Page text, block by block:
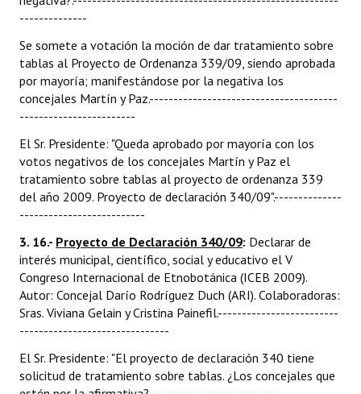
--------------
Se somete a votación la moción de dar tratamiento sobre
tablas al Proyecto de Ordenanza 339/09, siendo aprobada
por mayoría; manifestándose por la negativa los
concejales Martín y Paz.---------------------------------------
------------------------
El Sr. Presidente: "Queda aprobado por mayoría con los
votos negativos de los concejales Martín y Paz el
tratamiento sobre tablas al proyecto de ordenanza 339
del año 2009. Proyecto de declaración 340/09".--------------
--------------------------
3. 16.- Proyecto de Declaración 340/09: Declarar de
interés municipal, científico, social y educativo el V
Congreso Internacional de Etnobotánica (ICEB 2009).
Autor: Concejal Darío Rodríguez Duch (ARI). Colaboradoras:
Sras. Viviana Gelain y Cristina Painefil.-------------------------
-------------------------------
El Sr. Presidente: "El proyecto de declaración 340 tiene
solicitud de tratamiento sobre tablas. ¿Los concejales que